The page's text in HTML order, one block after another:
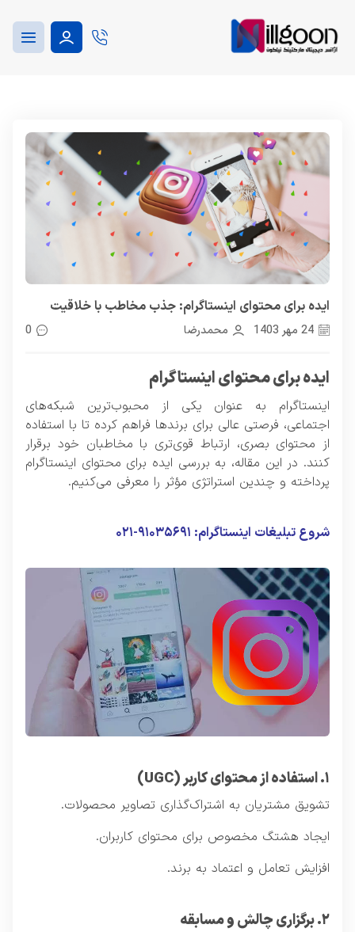
ایده برای محتوای اینستاگرام: جذب مخاطب با خلاقیت
24 مهر 1403 محمدرضا 0
ایده برای محتوای اینستاگرام
اینستاگرام به عنوان یکی از محبوب‌ترین شبکه‌های
اجتماعی، فرصتی عالی برای برندها فراهم کرده تا با استفاده
از محتوای بصری، ارتباط قوی‌تری با مخاطبان خود برقرار
کنند. در این مقاله، به بررسی ایده برای محتوای اینستاگرام
پرداخته و چندین استراتژی مؤثر را معرفی می‌کنیم.
شروع تبلیغات اینستاگرام: ۹۱۰۳۵۶۹۱-۰۲۱
۱. استفاده از محتوای کاربر (UGC)
تشویق مشتریان به اشتراک‌گذاری تصاویر محصولات.
ایجاد هشتگ مخصوص برای محتوای کاربران.
افزایش تعامل و اعتماد به برند.
۲. برگزاری چالش و مسابقه